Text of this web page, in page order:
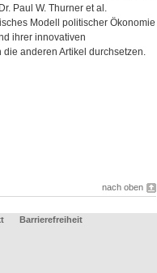
Paul W. Thurner et al.
Modell politischer Ökonomie
ihrer innovativen
anderen Artikel durchsetzen.
nach oben
Barrierefreiheit